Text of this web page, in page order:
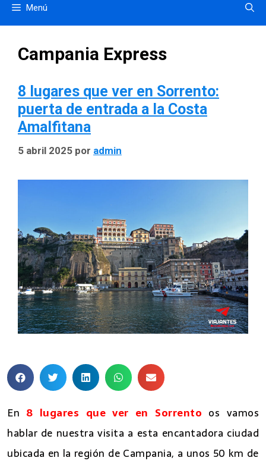
Menú
Campania Express
8 lugares que ver en Sorrento:
puerta de entrada a la Costa
Amalfitana
5 abril 2025 por admin
En 8 lugares que ver en Sorrento os vamos
hablar de nuestra visita a esta encantadora ciudad
ubicada en la región de Campania, a unos 50 km de